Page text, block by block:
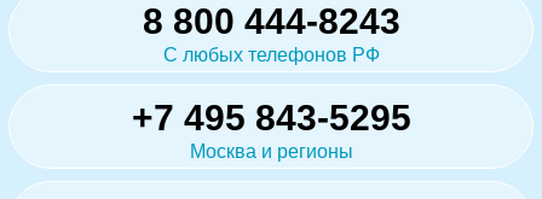
8 800 444-8243
С любых телефонов РФ
+7 495 843-5295
Москва и регионы